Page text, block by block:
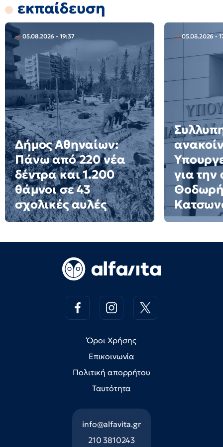
εκπαίδευση
05.08.2026 - 19:37
Δήμος Αθηναίων:
Πάνω από 220 νέα
δέντρα και 1.200
θάμνοι σε 43
σχολικές αυλές
05.08.2026 -
για την
Όροι Χρήσης
Επικοινωνία
Πολιτική απορρήτου
Ταυτότητα
info@alfavita.gr
210 3810243